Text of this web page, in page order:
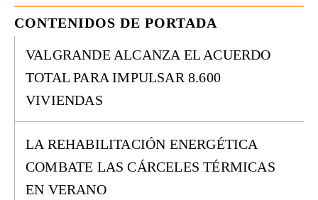
CONTENIDOS DE PORTADA
VALGRANDE ALCANZA EL ACUERDO
TOTAL PARA IMPULSAR 8.600
VIVIENDAS
LA REHABILITACIÓN ENERGÉTICA
COMBATE LAS CÁRCELES TÉRMICAS
EN VERANO